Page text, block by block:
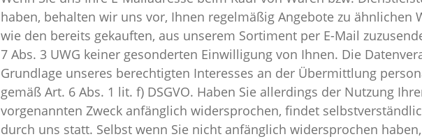
haben, behalten wir uns vor, Ihnen regelmäßig Angebote zu ähnlichen
wie den bereits gekauften, aus unserem Sortiment per E-Mail
7 Abs. 3 UWG keiner gesonderten Einwilligung von Ihnen. Die
Grundlage unseres berechtigten Interesses an der Übermittlung
gemäß Art. 6 Abs. 1 lit. f) DSGVO. Haben Sie allerdings der Nutzung
vorgenannten Zweck anfänglich widersprochen, findet
durch uns statt. Selbst wenn Sie nicht anfänglich widersprochen